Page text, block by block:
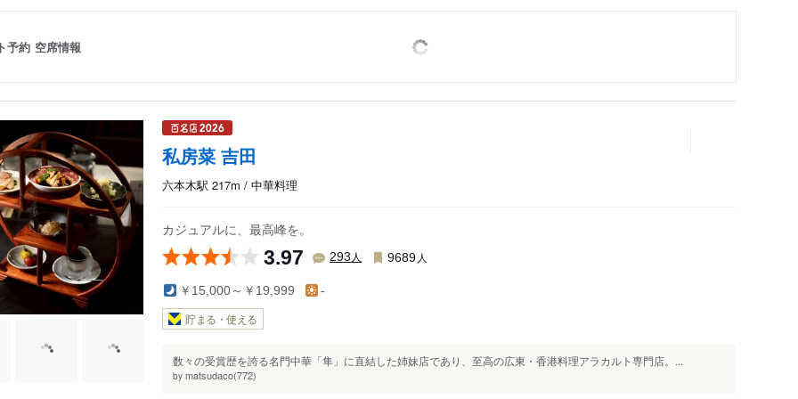
予約 空席情報
私房菜 吉田
六本木駅 217m / 中華料理
カジュアルに、最高峰を。
3.97 293 人 9689 人
￥15,000～￥19,999 -
貯まる・使える
数々の受賞歴を誇る名門中華「隼」に直結した姉妹店であり、至高の広東・香港料理アラカルト専門店。...
by matsudaco(772)